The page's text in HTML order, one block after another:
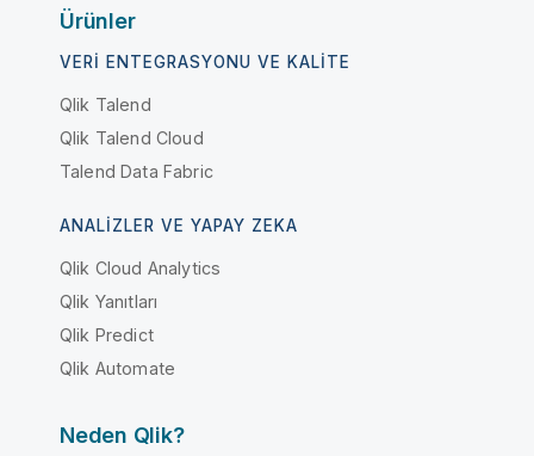
Ürünler
VERI ENTEGRASYONU VE KALITE
Qlik Talend
Qlik Talend Cloud
Talend Data Fabric
ANALIZLER VE YAPAY ZEKA
Qlik Cloud Analytics
Qlik Yanıtları
Qlik Predict
Qlik Automate
Neden Qlik?